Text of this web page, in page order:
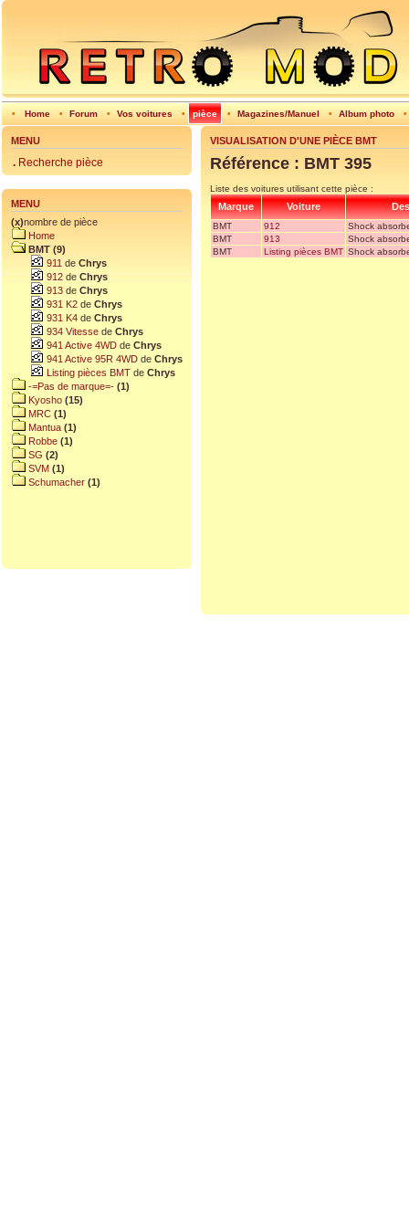
• Home • Forum • Vos voitures • pièce • Magazines/Manuel • Album photo •
MENU
. Recherche pièce
MENU
(x)nombre de pièce
Home
BMT (9)
911 de Chrys
912 de Chrys
913 de Chrys
931 K2 de Chrys
931 K4 de Chrys
934 Vitesse de Chrys
941 Active 4WD de Chrys
941 Active 95R 4WD de Chrys
Listing pièces BMT de Chrys
-=Pas de marque=- (1)
Kyosho (15)
MRC (1)
Mantua (1)
Robbe (1)
SG (2)
SVM (1)
Schumacher (1)
VISUALISATION D'UNE PIÈCE BMT
Référence : BMT 395
Liste des voitures utilisant cette pièce :
Marque Voiture
BMT 912
Shock
BMT
913
Shock
BMT
Listing pièces BMT Shock